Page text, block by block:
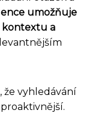
umožňuje
kontextu a
že vyhledávání